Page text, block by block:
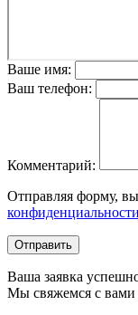
Ваше имя:
Ваш телефон:
Комментарий:
Отправляя форму, вы
конфиденциальности
Отправить
Ваша заявка
Мы свяжемся с